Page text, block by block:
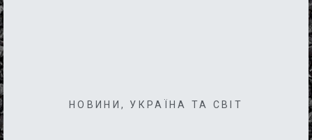
НОВИНИ , УКРАЇНА ТА СВІТ